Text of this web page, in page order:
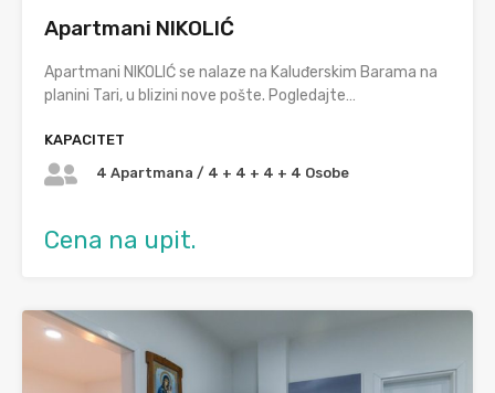
Apartmani NIKOLIĆ
Apartmani NIKOLIĆ se nalaze na Kaluđerskim Barama na
planini Tari, u blizini nove pošte. Pogledajte…
KAPACITET
4 Apartmana / 4 + 4 + 4 + 4 Osobe
Cena na upit.